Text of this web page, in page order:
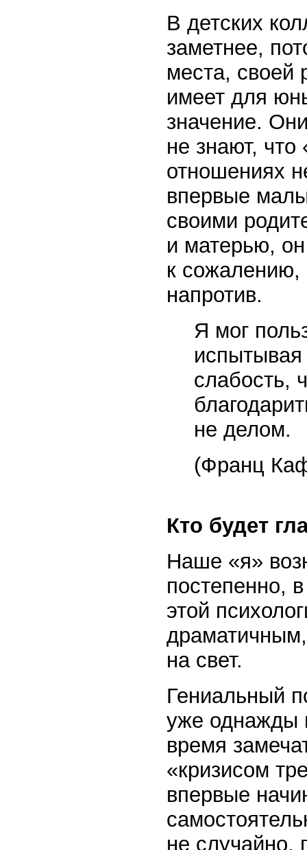
В детских
заметнее,
места, своей
имеет для
значение.
не знают,
отношениях
впервые
своими
и матерью,
к сожалению,
напротив.
Я мог
испытывая
слабость,
не делом.
(Франц
Кто будет
Наше «я»
постепенно,
этой
на свет.
Гениальный
уже однажды
время
«кризисом
впервые
не случайно,